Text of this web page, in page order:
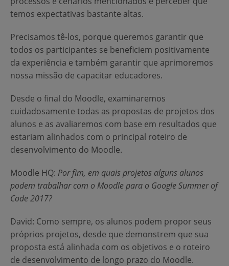
temos expectativas bastante altas.
Precisamos tê-los, porque queremos garantir que
todos os participantes se beneficiem positivamente
da experiência e também garantir que aprimoremos
nossa missão de capacitar educadores.
Desde o final do Moodle, examinaremos
cuidadosamente todas as propostas de projetos dos
alunos e as avaliaremos com base em resultados que
estariam alinhados com o principal roteiro de
desenvolvimento do Moodle.
Moodle HQ: Por fim, em quais projetos alguns alunos
podem trabalhar com o Moodle para o Google Summer of
Code 2017?
David: Como sempre, os alunos podem propor seus
próprios projetos, desde que demonstrem que sua
proposta está alinhada com os objetivos e o roteiro
de desenvolvimento de longo prazo do Moodle.